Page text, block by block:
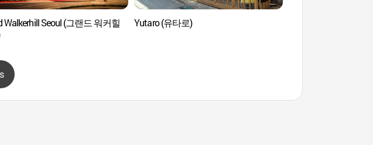
Walkerhill Seoul (그랜드 워커힐
Yutaro (유타로)